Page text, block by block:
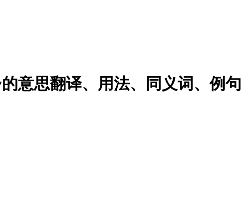
意思翻译、用法、同义词、例句